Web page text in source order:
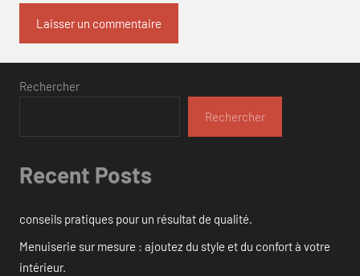
Rechercher
Rechercher
Recent Posts
conseils pratiques pour un résultat de qualité.
Menuiserie sur mesure : ajoutez du style et du confort à votre
intérieur.